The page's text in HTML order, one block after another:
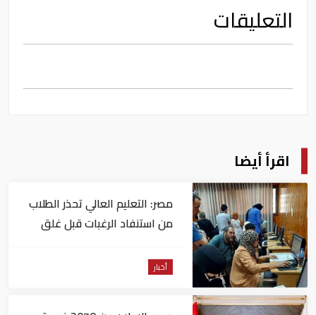
التعليقات
اقرأ أيضا
مصر: التعليم العالي تحذر الطلاب
من استنفاد الرغبات قبل غلق
أخبار